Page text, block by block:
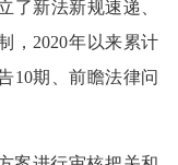
了新法新规速递、
，2020年以来累计
10期、前瞻法律问